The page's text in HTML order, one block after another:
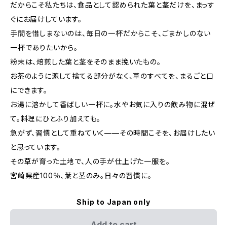
だからこそ私たちは、食品として認められた葉と茎だけを、まっす
ぐにお届けしています。
手間を惜しまないのは、毎日の一杯だからこそ、ごまかしのない
一杯でありたいから。
粉末は、焙煎した葉と茎をそのまま挽いたもの。
お茶のように漉して捨てる部分がなく、草のすべてを、まるごと口
にできます。
お湯に溶かして香ばしい一杯に。水やお気に入りの飲み物に混ぜ
て。料理にひとふり加えても。
急がず、習慣として重ねていく——その時間こそを、お届けしたい
と思っています。
その草が育った土地で、人の手が仕上げた一服を。
宮崎県産100％、葉と茎のみ。日々の習慣に。
Ship to Japan only